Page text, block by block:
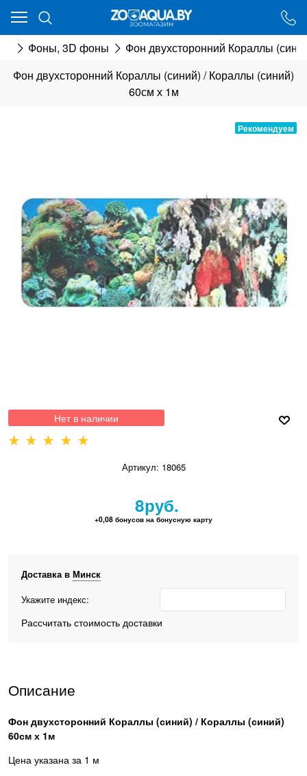
Фоны, 3D фоны
Фон двухсторонний Кораллы
Фон двухсторонний Кораллы (синий) / Кораллы (синий)
60см х 1м
Рекомендуем
Нет в наличии
Артикул: 18065
8руб.
+0,08 бонусов на бонусную карту
Доставка в Минск
Укажите индекс:
Рассчитать стоимость доставки
Описание
Фон двухсторонний Кораллы (синий) / Кораллы (синий)
60см х 1м
Цена указана за 1 м
Ваш город - Минск,
ДА НЕТ